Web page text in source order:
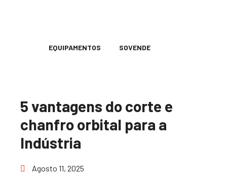
EQUIPAMENTOS SOVENDE
5 vantagens do corte e
chanfro orbital para a
Indústria
Agosto 11, 2025